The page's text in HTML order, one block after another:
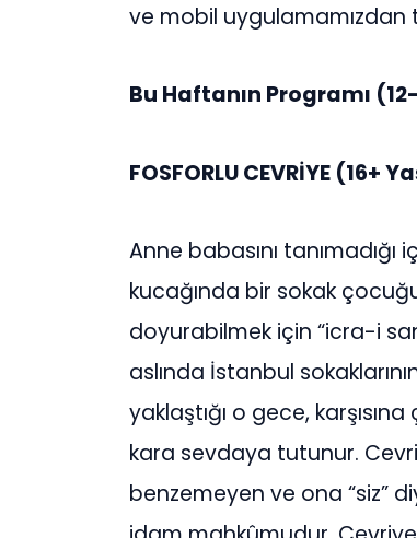
ve mobil uygulamamızdan
Bu Haftanın Programı
FOSFORLU CEVRİYE (16+
Anne babasını
kucağında bir sokak
doyurabilmek için “icra-i
aslında İstanbul
yaklaştığı o gece,
kara sevdaya tutunur.
benzemeyen ve ona “siz”